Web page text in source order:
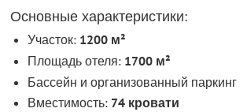
Основные характеристики:
Участок: 1200 м²
Площадь отеля: 1700 м²
Бассейн и организованный паркинг
Вместимость: 74 кровати